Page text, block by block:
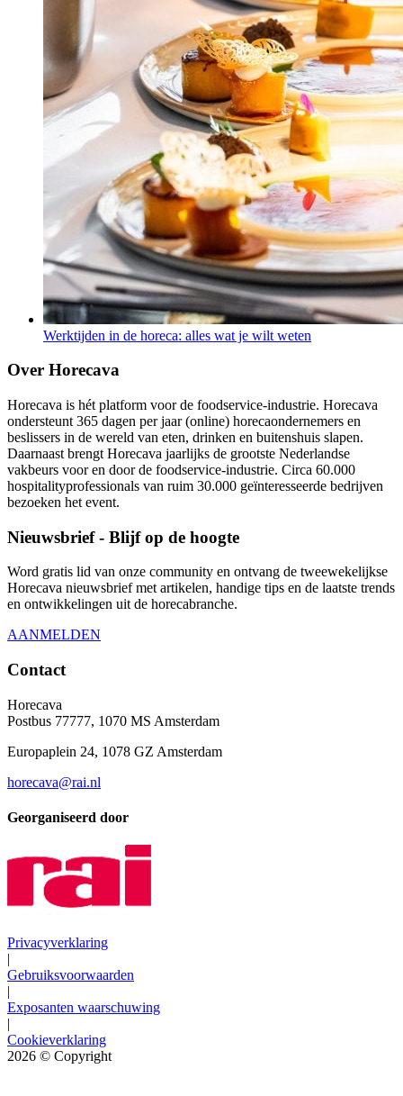
Werktijden in de horeca: alles wat je wilt weten
Over Horecava
Horecava is hét platform voor de foodservice-industrie. Horecava
ondersteunt 365 dagen per jaar (online) horecaondernemers en
beslissers in de wereld van eten, drinken en buitenshuis slapen.
Daarnaast brengt Horecava jaarlijks de grootste Nederlandse
vakbeurs voor en door de foodservice-industrie. Circa 60.000
hospitalityprofessionals van ruim 30.000 geïnteresseerde bedrijven
bezoeken het event.
Nieuwsbrief - Blijf op de hoogte
Word gratis lid van onze community en ontvang de tweewekelijkse
Horecava nieuwsbrief met artikelen, handige tips en de laatste trends
en ontwikkelingen uit de horecabranche.
AANMELDEN
Contact
Horecava
Postbus 77777, 1070 MS Amsterdam
Europaplein 24, 1078 GZ Amsterdam
horecava@rai.nl
Georganiseerd door
Privacyverklaring
|
Gebruiksvoorwaarden
|
Exposanten waarschuwing
|
Cookieverklaring
2026 © Copyright